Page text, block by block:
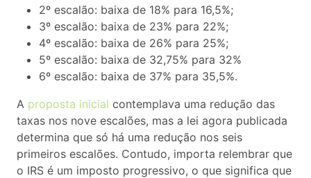
2º escalão: baixa de 18% para 16,5%;
3º escalão: baixa de 23% para 22%;
4º escalão: baixa de 26% para 25%;
5º escalão: baixa de 32,75% para 32%
6º escalão: baixa de 37% para 35,5%.
A proposta inicial contemplava uma redução das
taxas nos nove escalões, mas a lei agora publicada
determina que só há uma redução nos seis
primeiros escalões. Contudo, importa relembrar que
o IRS é um imposto progressivo, o que significa que